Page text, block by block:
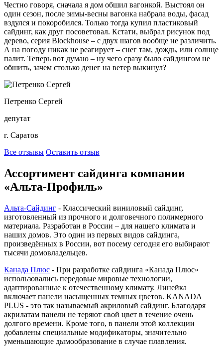
Честно говоря, сначала я дом обшил вагонкой. Выстоял он
один сезон, после зимы-весны вагонка набрала воды, фасад
вздулся и покоробился. Только тогда купил пластиковый
сайдинг, как друг посоветовал. Кстати, выбрал рисунок под
дерево, серия Blockhouse – с двух шагов вообще не различить.
А на погоду никак не реагирует – снег там, дождь, или солнце
палит. Теперь вот думаю – ну чего сразу было сайдингом не
обшить, зачем столько денег на ветер выкинул?
Петренко Сергей
депутат
г. Саратов
Все отзывы Оставить отзыв
Ассортимент сайдинга компании
«Альта-Профиль»
Альта-Сайдинг - Классический виниловый сайдинг,
изготовленный из прочного и долговечного полимерного
материала. Разработан в России – для нашего климата и
наших домов. Это один из первых видов сайдинга,
произведённых в России, вот посему сегодня его выбирают
тысячи домовладельцев.
Канада Плюс - При разработке сайдинга «Канада Плюс»
использовались передовые мировые технологии,
адаптированные к отечественному климату. Линейка
включает панели насыщенных темных цветов. KANADA
PLUS - это так называемый акриловый сайдинг. Благодаря
акрилатам панели не теряют свой цвет в течение очень
долгого времени. Кроме того, в панели этой коллекции
добавлены специальные модификаторы, значительно
уменьшающие дымообразование в случае плавления.